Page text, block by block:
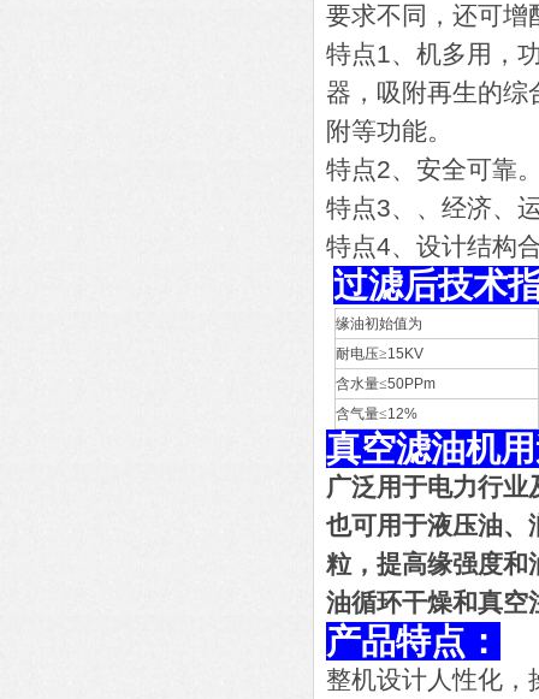
要求不同，还可增
特点1、机多用，
器，吸附再生的综
附等功能。
特点2、安全可靠
特点3、、经济、
特点4、设计结构
过滤后技术
缘油初始值为
耐电压≥15KV
含水量≤50PPm
含气量≤12%
真空滤油机
广泛用于电力行
也可用于液压油、
粒，提高缘强度和
油循环干燥和真空
产品特点：
整机设计人性化，